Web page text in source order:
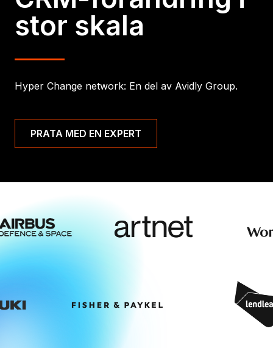
stor skala
Hyper Change network: En del av Avidly Group.
PRATA MED EN EXPERT